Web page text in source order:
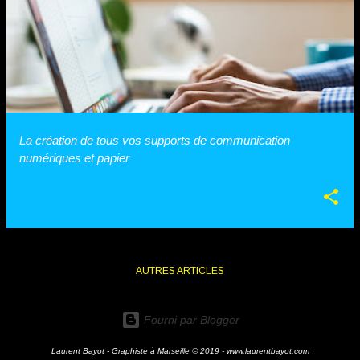
La création de tous vos supports de communication
numériques et papier
AUTRES ARTICLES
Fourni par Blogger
Laurent Bayot - Graphiste à Marseille © 2019 - www.laurentbayot.com